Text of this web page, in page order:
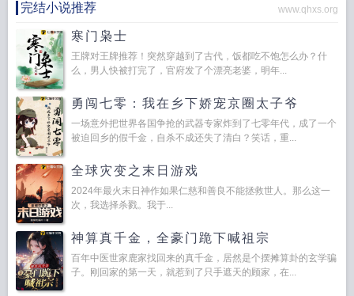
完结小说推荐 www.qhxs.org
寒门枭士
王牌对王牌推荐！突然穿越到了古代，饭都吃不饱怎么办？什
么，男人快被打完了，官府发了个漂亮老婆，明年...
勇闯七零：我在乡下娇宠京圈太子爷
一场意外把世界各国争抢的武器专家炸到了七零年代，成了一个
被迫回乡的假千金，自杀不成还失了清白？笑话，重...
全球灾变之末日游戏
2024年最火末日神作如果仁慈和善良不能拯救世人。那么这一
次，我选择杀戮。我于...
神算真千金，全豪门跪下喊祖宗
百年中医世家鹿家找回来的真千金，居然是个摆摊算卦的玄学骗
子。刚回家的第一天，就惹到了只手遮天的顾家，在...